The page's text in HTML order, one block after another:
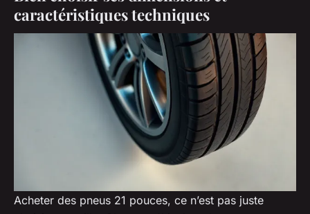
caractéristiques techniques
Acheter des pneus 21 pouces, ce n’est pas juste